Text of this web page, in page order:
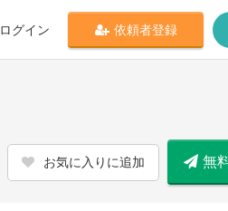
ログイン 依頼者登録
お気に入りに追加 無